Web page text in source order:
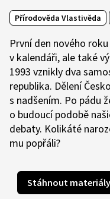
Přírodověda Vlastivěda
První den nového
v kalendáři, ale také
1993 vznikly dva
republika. Dělení
s nadšením. Po pádu
o budoucí podobě
debaty. Kolikáté
mu popřáli?
Stáhnout materiály